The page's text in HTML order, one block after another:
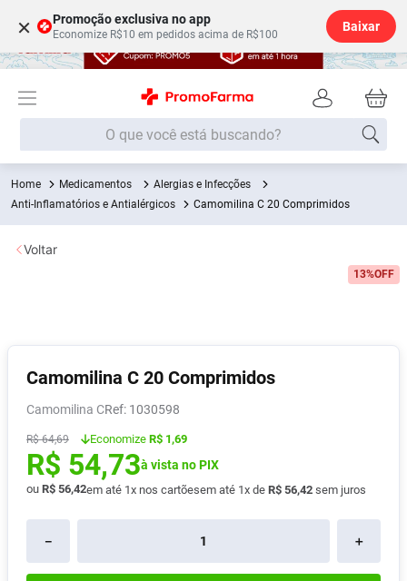
× Promoção exclusiva no app
Economize R$10 em pedidos acima de R$100
Baixar
O que você está buscando?
Medicamentos
Alergias e Infecções
Anti-Inflamatórios e Antialérgicos
Camomilina C 20 Comprimidos
13%OFF
Camomilina C 20 Comprimidos
Camomilina C : 1030598
R$ 64,69 Economize R$ 1,69
R$ 54,73à vista no PIX
ou R$ 56,42em até 1x nos cartõesem até 1x de R$ 56,42 sem juros
＋
－
Voltar
Termos mais buscados
1º Fralda
2
5º Fralda G
6º Desodorante
9 Vitamina D
10º Soro Fisiológico